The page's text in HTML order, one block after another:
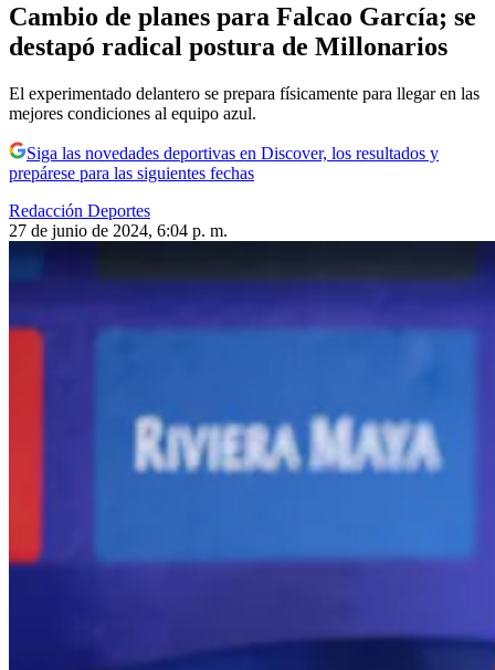
Cambio de planes para Falcao García; se
destapó radical postura de Millonarios
El experimentado delantero se prepara físicamente para llegar en las
mejores condiciones al equipo azul.
Siga las novedades deportivas en Discover, los resultados y
prepárese para las siguientes fechas
Redacción Deportes
27 de junio de 2024, 6:04 p. m.